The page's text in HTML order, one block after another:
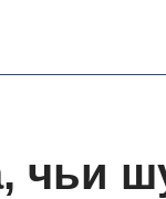
чьи